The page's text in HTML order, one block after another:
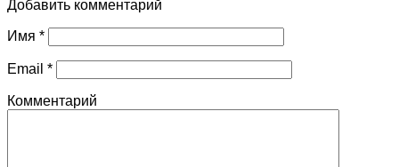
Добавить комментарий
Имя *
Email *
Комментарий